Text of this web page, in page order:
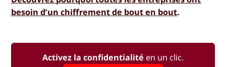
besoin d’un chiffrement de bout en bout.
Activez la confidentialité en un clic.